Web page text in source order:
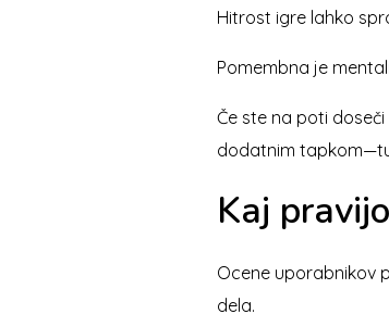
Hitrost igre lahko
Pomembna je
Če ste na poti
dodatnim
Kaj
Ocene uporabnikov
dela.